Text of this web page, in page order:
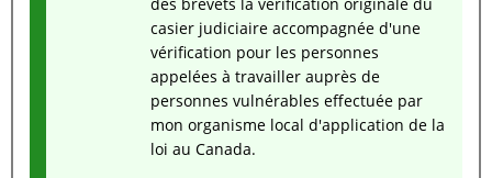
casier judiciaire accompagnée d'une
vérification pour les personnes
appelées à travailler auprès de
personnes vulnérables effectuée par
mon organisme local d'application de la
loi au Canada.